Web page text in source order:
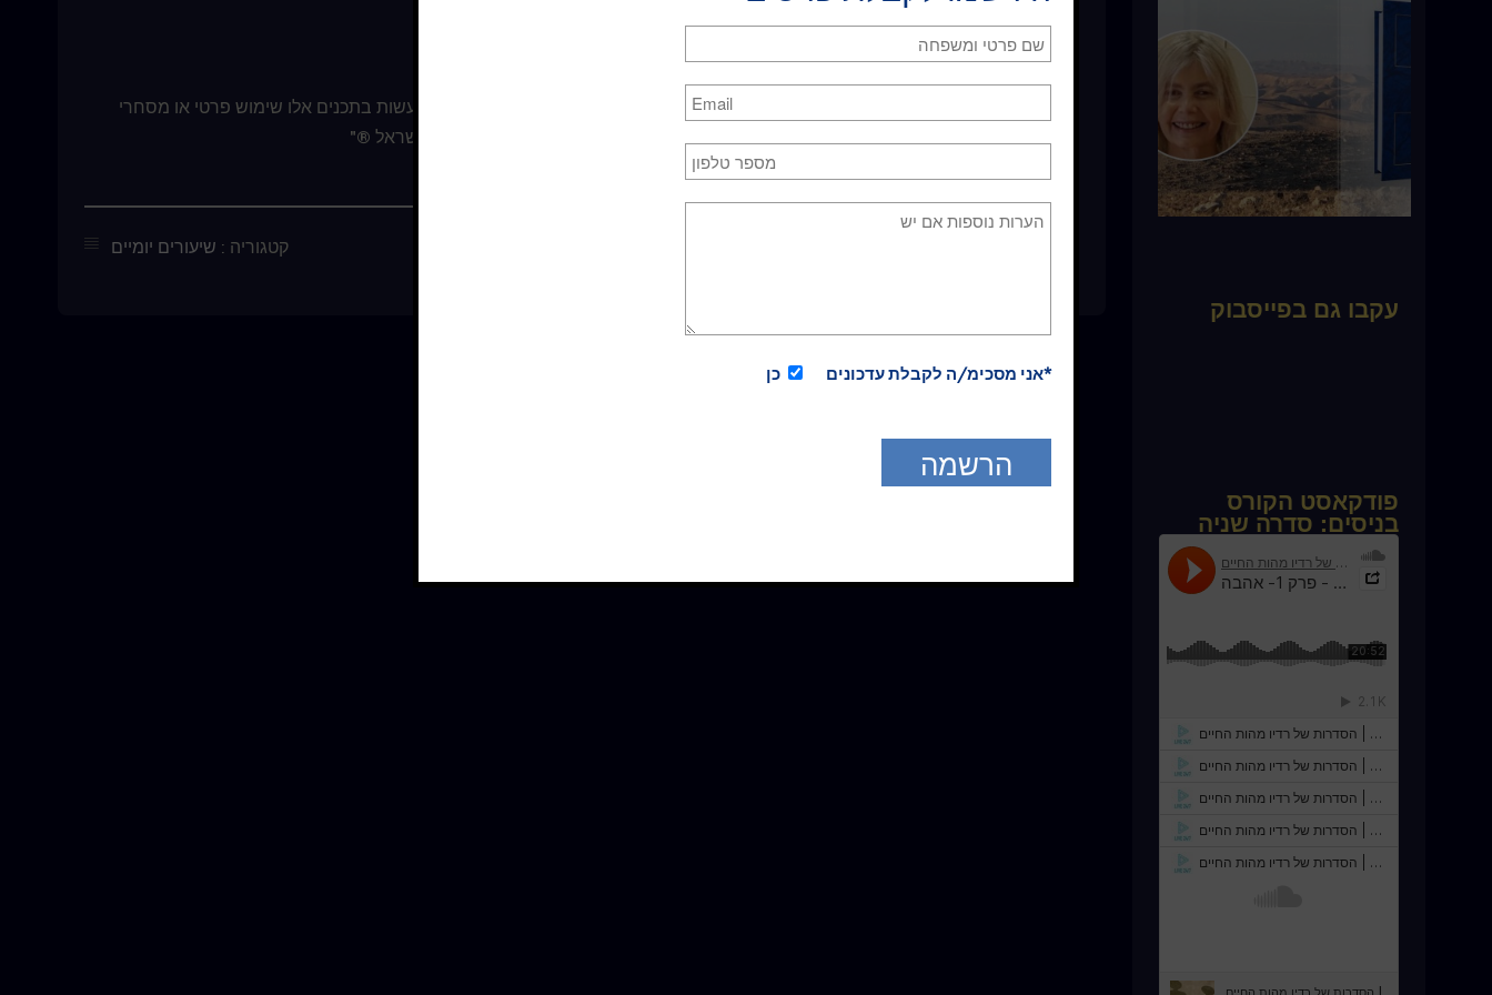
* כל התכנים באתר לרבות קבצי השמע והמלל בעמוד השיעורים, מוגנים בזכויות יוצרים. אין לעשות בתכנים אלו שימוש פרטי או מסחרי
כלשהו. אין להפיץ, להעתיק או לשכפל את הנ"ל ללא הסכמה בכתב מראש מ"קורס בניסים – ישראל ®"
קטגוריה : שיעורים יומיים
עקבו גם בפייסבוק
פודקאסט הקורס
בניסים: סדרה שניה
*אני מסכימ/ה לקבלת עדכונים כן